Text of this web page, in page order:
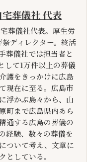
宅葬儀社 代表
葬儀社代表。厚生労
ディレクター。終活
葬儀社では担当者と
して1万件以上の葬儀
護をきっかけに広島
現在に至る。広島市
浮かぶ島々から、山
町まで広島県内あら
通する広島の葬儀の
経験、数々の葬儀を
ついて考え、文章に
としている。